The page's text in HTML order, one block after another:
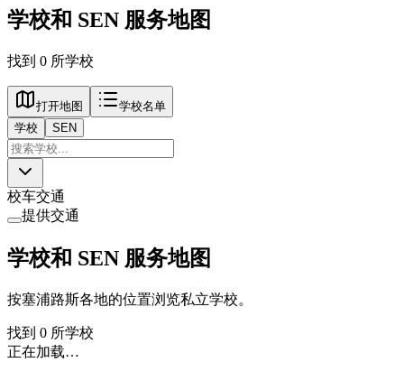
学校和 SEN 服务地图
找到 0 所学校
打开地图
学校名单
学校
SEN
校车交通
提供交通
学校和 SEN 服务地图
按塞浦路斯各地的位置浏览私立学校。
找到 0 所学校
正在加载…